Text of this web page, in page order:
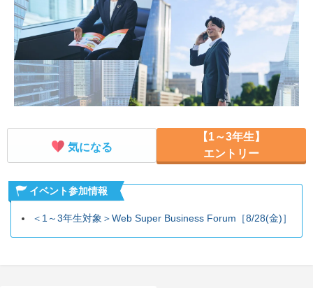
気になる
【1～3年生】
エントリー
イベント参加情報
＜1～3年生対象＞Web Super Business Forum［8/28(金)］